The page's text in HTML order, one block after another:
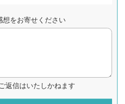
想をお寄せください
返信はいたしかねます